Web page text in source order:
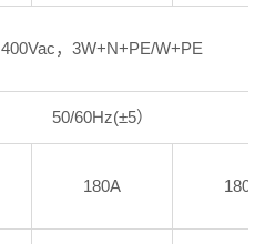
400Vac，3W+N+PE/W+PE
50/60Hz(±5）
180A 180A